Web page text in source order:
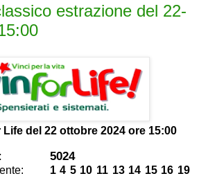
estrazione del 22-
del 22 ottobre 2024 ore 15:00
5024
1 4 5 10 11 13 14 15 16 19